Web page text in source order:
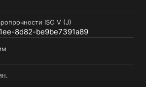
ISO V (J)
8d82-be9be7391a89